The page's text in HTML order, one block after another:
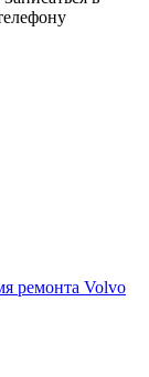
ремонта Volvo